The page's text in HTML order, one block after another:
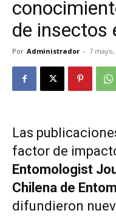
de insectos
Por Administrador - 7 mayo,
Las
factor de
Entomologist
Chilena de
difundieron